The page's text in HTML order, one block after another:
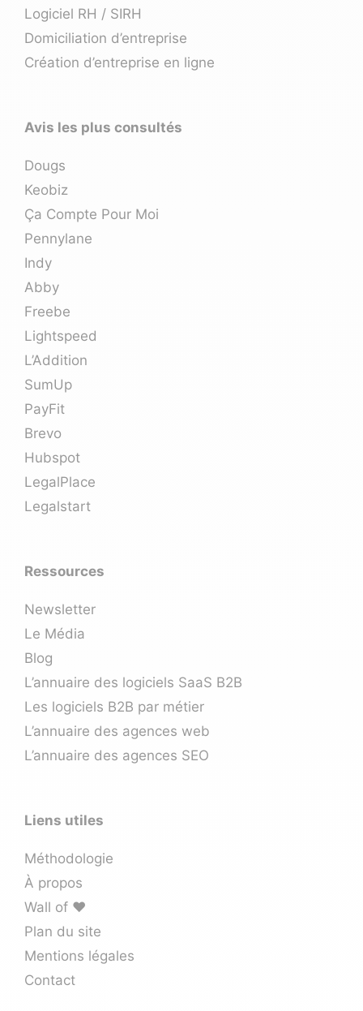
Logiciel RH / SIRH
Domiciliation d’entreprise
Création d’entreprise en ligne
Avis les plus consultés
Dougs
Keobiz
Ça Compte Pour Moi
Pennylane
Indy
Abby
Freebe
Lightspeed
L’Addition
SumUp
PayFit
Brevo
Hubspot
LegalPlace
Legalstart
Ressources
Newsletter
Le Média
Blog
L’annuaire des logiciels SaaS B2B
Les logiciels B2B par métier
L’annuaire des agences web
L’annuaire des agences SEO
Liens utiles
Méthodologie
À propos
Wall of ❤️
Plan du site
Mentions légales
Contact